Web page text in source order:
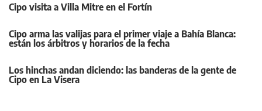
Cipo visita a Villa Mitre en el Fortín
Cipo arma las valijas para el primer viaje a Bahía Blanca:
están los árbitros y horarios de la fecha
Los hinchas andan diciendo: las banderas de la gente de
Cipo en La Visera